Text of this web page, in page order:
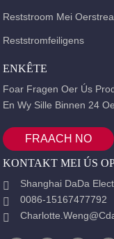
Reststroom Mei
Reststromfeiligens
ENKÊTE
Foar Fragen Oer Ús
En Wy Sille Binnen 24
FRAACH NO
KONTAKT MEI ÚS
Shanghai DaDa
0086-15167477792